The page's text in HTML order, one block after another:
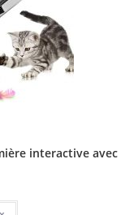
interactive avec